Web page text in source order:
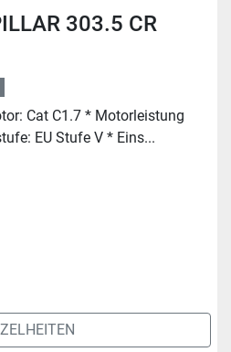
303.5 CR
Cat C1.7 * Motorleistung
EU Stufe V * Eins...